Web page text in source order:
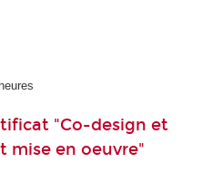
"Co-design et
mise en oeuvre"